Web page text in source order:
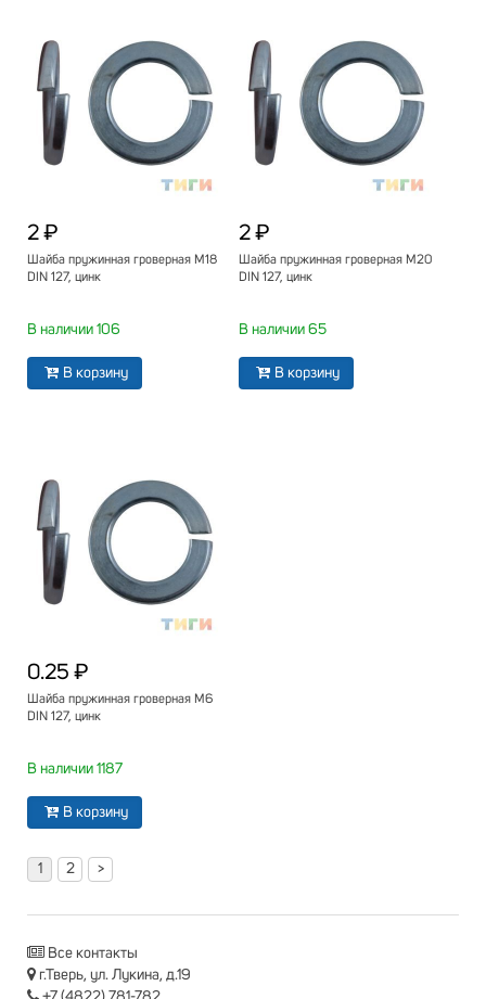
2 ₽
Шайба пружинная гроверная М18
DIN 127, цинк
В наличии 106
В корзину
2 ₽
Шайба пружинная гроверная М20
DIN 127, цинк
В наличии 65
В корзину
0.25 ₽
Шайба пружинная гроверная М6
DIN 127, цинк
В наличии 1187
В корзину
1 2 >
Все контакты
г.Тверь, ул. Лукина, д.19